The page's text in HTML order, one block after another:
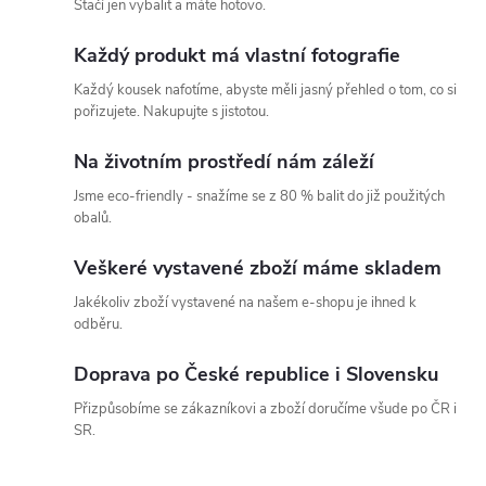
Stačí jen vybalit a máte hotovo.
Každý produkt má vlastní fotografie
Každý kousek nafotíme, abyste měli jasný přehled o tom, co si
pořizujete. Nakupujte s jistotou.
Na životním prostředí nám záleží
Jsme eco-friendly - snažíme se z 80 % balit do již použitých
obalů.
Veškeré vystavené zboží máme skladem
Jakékoliv zboží vystavené na našem e-shopu je ihned k
odběru.
Doprava po České republice i Slovensku
Přizpůsobíme se zákazníkovi a zboží doručíme všude po ČR i
SR.